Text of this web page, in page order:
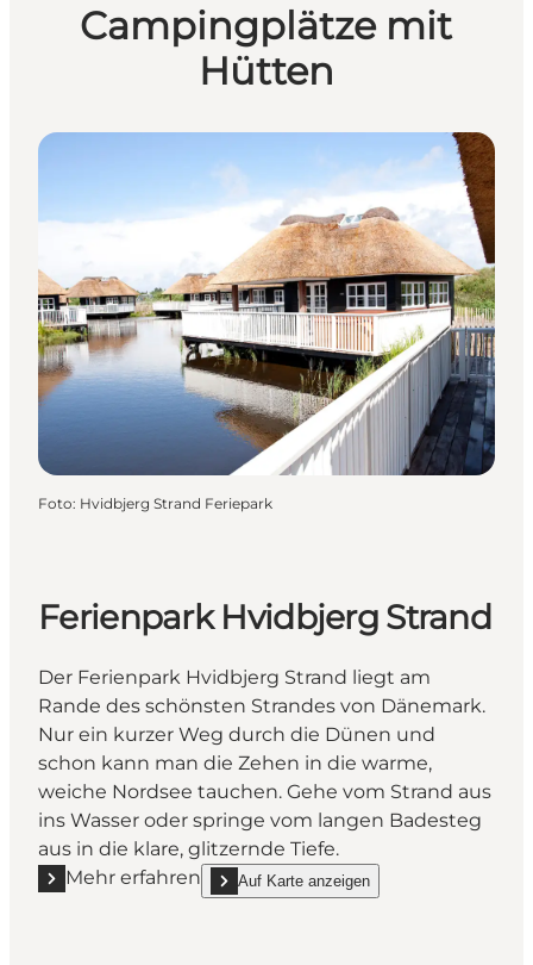
Campingplätze mit
Hütten
Foto: Hvidbjerg Strand Feriepark
Ferienpark Hvidbjerg Strand
Der Ferienpark Hvidbjerg Strand liegt am
Rande des schönsten Strandes von Dänemark.
Nur ein kurzer Weg durch die Dünen und
schon kann man die Zehen in die warme,
weiche Nordsee tauchen. Gehe vom Strand aus
ins Wasser oder springe vom langen Badesteg
aus in die klare, glitzernde Tiefe.
Mehr erfahren
Mehr erfahren "Ferienpark Hvidbjerg Strand"
Auf Karte anzeigen
show Ferienpark Hvidbjerg Strand on_map